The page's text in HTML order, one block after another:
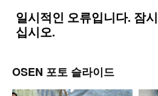
OSEN 포토 슬라이드